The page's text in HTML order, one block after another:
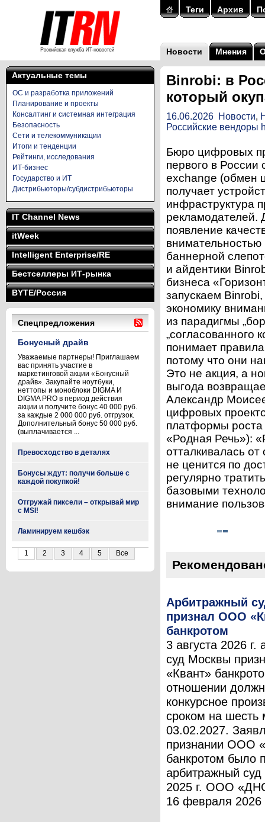
Теги Архив
Новости Мнения
Актуальные темы
ОС и разработка приложений
Планирование и проекты
Консалтинг и системная интеграция
Безопасность
Сети и телекоммуникации
Итоги и тенденции
Рейтинги, исследования
ИТ-бизнес
Государство и ИТ
Дистрибьюторы/субдистрибьюторы
IT Channel News
itWeek
Intelligent Enterprise/RE
Бестселлеры ИТ-рынка
BYTE/Россия
Спецпредложения
Бонусный драйв
Уважаемые партнеры! Приглашаем
вас принять участие в
маркетинговой акции «Бонусный
драйв». Закупайте ноутбуки,
неттопы и моноблоки DIGMA И
DIGMA PRO в период действия
акции и получите бонус 40 000 руб.
за каждые 2 000 000 руб. отгрузок.
Дополнительный бонус 50 000 руб.
(выплачивается ...
Превосходство в деталях
Бонусы ждут: получи больше с
каждой покупкой!
Отгружай пиксели – открывай мир
с MSI!
Ламинируем кешбэк
1 2 3 4 5 Все
Binrobi: в
который
16.06.2026 Новости,
Российские вендоры
Бюро цифровых
первого в
exchange (обмен
получает
инфраструктура
рекламодателей.
появление
внимательностью
баннерной
и айдентики
бизнеса
запускаем
экономику
из парадигмы
„согласованного
понимает
потому что они
Это не акция, а
выгода
Александр
цифровых
платформы роста
«Родная Речь»):
отталкивалась
не ценится по
регулярно
базовыми
внимание
Арбитражный
признал ООО
банкротом
3 августа 2026 г.
суд Москвы
«Квант»
отношении
конкурсное
сроком на шесть
03.02.2027.
признании ООО
банкротом было
арбитражный
2025 г. ООО
16 февраля 2026